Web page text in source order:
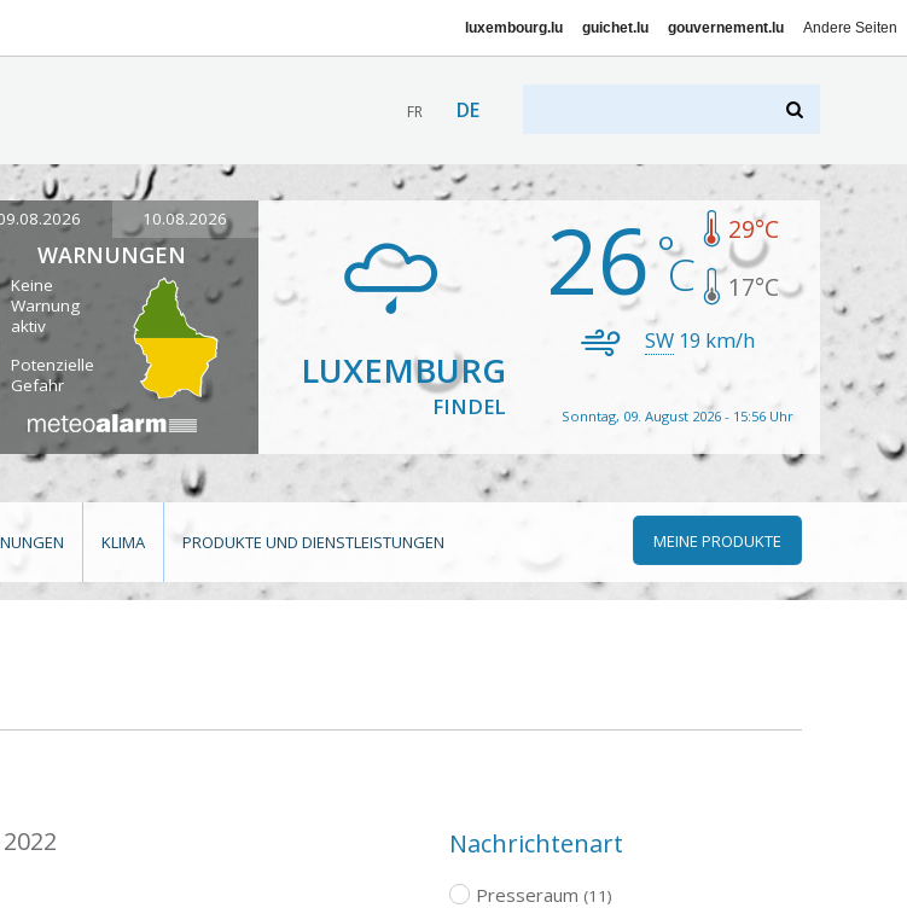
luxembourg.lu guichet.lu gouvernement.lu Andere Seiten
FR DE
10.08.2026
WARNUNGEN
Keine
Warnung
aktiv
Potenzielle
Gefahr
LUXEMBURG
FINDEL
26 29°C
17°C
SW 19 km/h
Sonntag, 09. August 2026 - 15:56 Uhr
KLIMA PRODUKTE UND DIENSTLEISTUNGEN MEINE PRODUKTE
Nachrichtenart
Presseraum (11)